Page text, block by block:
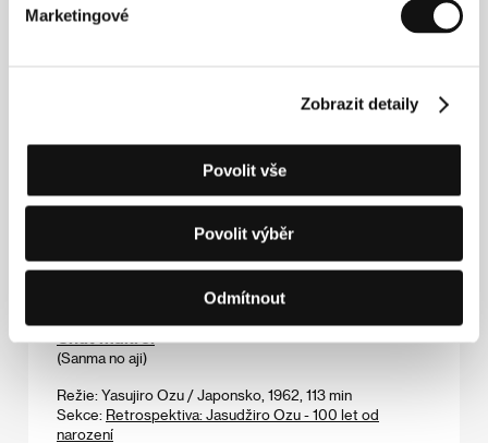
Marketingové
Zobrazit detaily
Povolit vše
Povolit výběr
Odmítnout
Režie: James Foley / USA, Kanada, Německo, 2003,
Sekce:Horizonty
Chtíč
Režie: Jean-Claude Brisseau / Francie, 2002, 115 min
(Sanma no aji)
Režie: Yasujiro Ozu / Japonsko, 1962, 113 min
Sekce: Retrospektiva: Jasudžiro Ozu - 100 let od
narození